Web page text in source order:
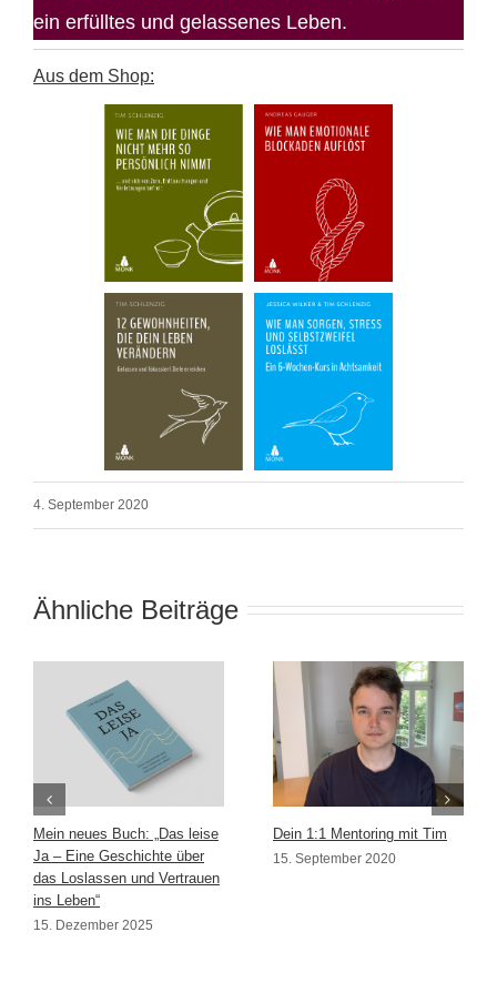
ein erfülltes und gelassenes Leben.
Aus dem Shop:
4. September 2020
Ähnliche Beiträge
Mein neues Buch: „Das leise
Ja – Eine Geschichte über
das Loslassen und Vertrauen
ins Leben“
15. Dezember 2025
Dein 1:1 Mentoring mit Tim
15. September 2020